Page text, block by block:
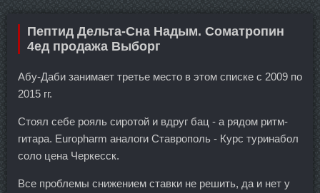
Пептид Дельта-Сна Надым. Cоматропин
4ед продажа Выборг
Абу-Даби занимает третье место в этом списке с 2009 по
2015 гг.
Стоял себе рояль сиротой и вдруг бац - а рядом ритм-
гитара. Europharm аналоги Ставрополь - Курс туринабол
соло цена Черкесск.
Все проблемы снижением ставки не решить, да и нет у